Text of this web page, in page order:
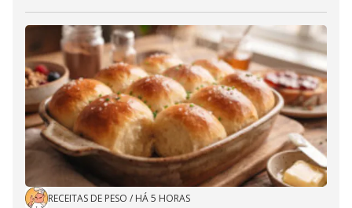
RECEITAS DE PESO / HÁ 5 HORAS